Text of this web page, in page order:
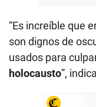
“Es increíble que
son dignos de
usados para
holocausto”,